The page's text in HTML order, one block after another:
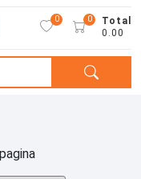
0
Total
0.00
0